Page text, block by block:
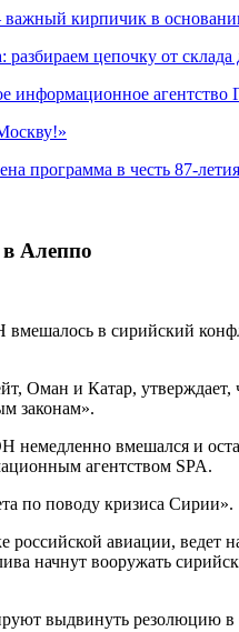
кирпичик в
разбираем цепочку от склада
информационное агентство
программа в честь 87-
Алеппо
вмешалось в сирийский
и Катар, утверждает,
законам».
немедленно вмешался и
агентством SPA.
по поводу кризиса Сирии».
авиации,
начнут вооружать
выдвинуть резолюцию